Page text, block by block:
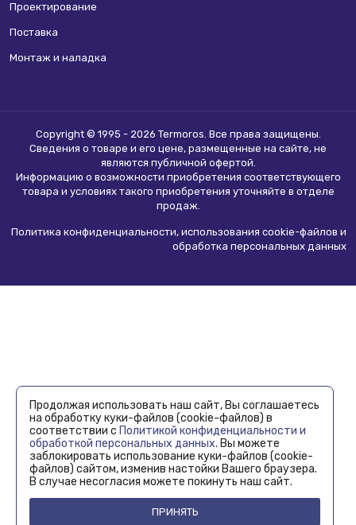
Проектирование
Поставка
Монтаж и наладка
Copyright © 1995 - 2026 Termoros. Все права защищены.
Сведения о товаре и его цене, размещенные на сайте, не
являются публичной офертой.
Информацию о возможности приобретения соответствующего
товара и условиях такого приобретения уточняйте в отделе
продаж.
Политика конфиденциальности, использования сookie-файлов и
обработка персональных данных
Продолжая использовать наш сайт, Вы соглашаетесь
на обработку куки-файлов (cookie-файлов) в
соответствии с Политикой конфиденциальности и
обработкой персональных данных. Вы можете
заблокировать использование куки-файлов (cookie-
файлов) сайтом, изменив настойки Вашего браузера.
В случае несогласия можете покинуть наш сайт.
ПРИНЯТЬ